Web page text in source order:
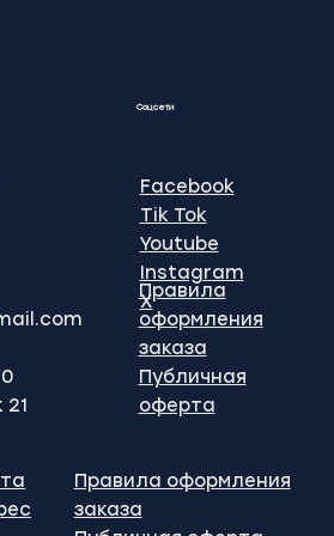
Соцсети
Facebook
Tik Tok
Youtube
Instagram
X
Правила
оформления
заказа
Публичная
оферта
Правила оформления
заказа